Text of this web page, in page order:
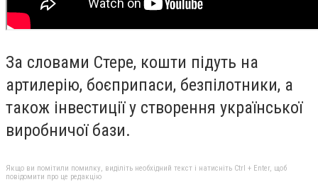
За словами Стере, кошти підуть на
артилерію, боєприпаси, безпілотники, а
також інвестиції у створення української
виробничої бази.
Якщо ви помітили помилку, виділіть необхідний текст і натисніть Ctrl + Enter, щоб
повідомити про це редакцію